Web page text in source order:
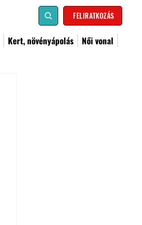
FELIRATKOZÁS
Kert, növényápolás
Női vonal